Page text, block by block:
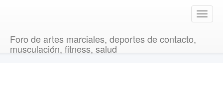
T
o
Foro de artes marciales, deportes de contacto,
musculación, fitness, salud